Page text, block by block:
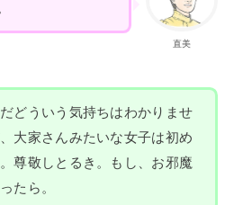
直美
どういう気持ちはわかりませ
大家さんみたいな女子は初め
尊敬しとるき。もし、お邪魔
たら。